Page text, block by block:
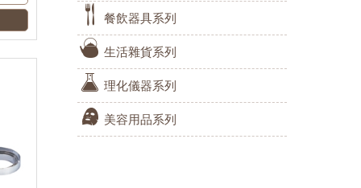
餐飲器具系列
生活雜貨系列
理化儀器系列
美容用品系列